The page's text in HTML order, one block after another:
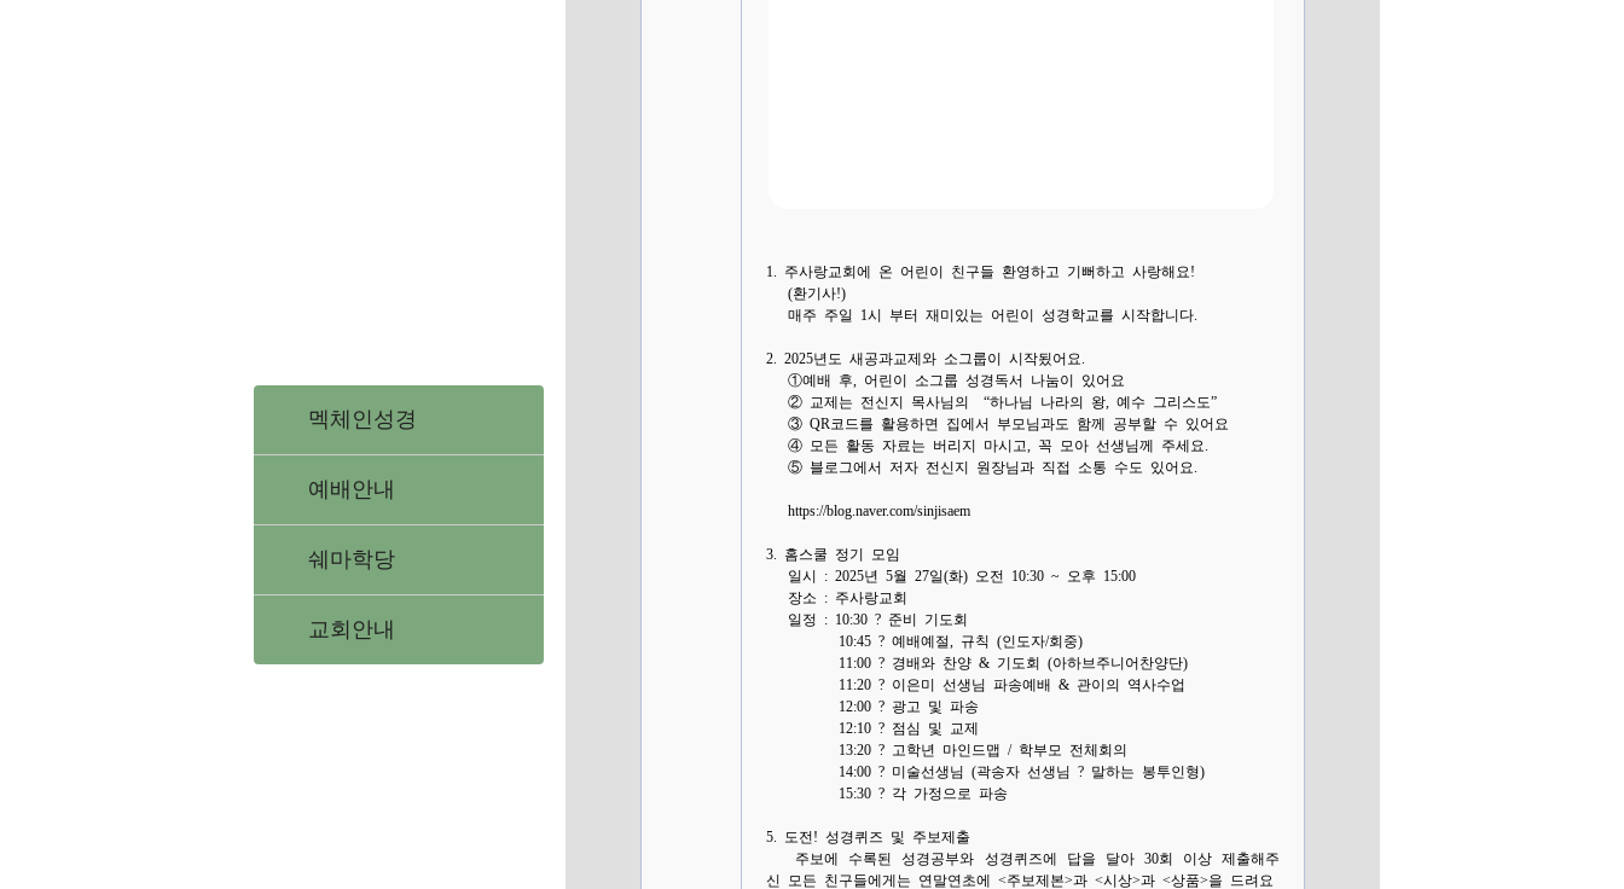
1. 주사랑교회에 온 어린이 친구들 환영하고 기뻐하고 사랑해요!
(환기사!)
매주 주일 1시 부터 재미있는 어린이 성경학교를 시작합니다.
2. 2025년도 새공과교제와 소그룹이 시작됬어요.
①예배 후, 어린이 소그룹 성경독서 나눔이 있어요
② 교제는 전신지 목사님의 “하나님 나라의 왕, 예수 그리스도”
③ QR코드를 활용하면 집에서 부모님과도 함께 공부할 수 있어요
④ 모든 활동 자료는 버리지 마시고, 꼭 모아 선생님께 주세요.
⑤ 블로그에서 저자 전신지 원장님과 직접 소통 수도 있어요.
https://blog.naver.com/sinjisaem
3. 홈스쿨 정기 모임
일시 : 2025년 5월 27일(화) 오전 10:30 ~ 오후 15:00
장소 : 주사랑교회
일정 : 10:30 ? 준비 기도회
10:45 ? 예배예절, 규칙 (인도자/회중)
11:00 ? 경배와 찬양 & 기도회 (아하브주니어찬양단)
11:20 ? 이은미 선생님 파송예배 & 관이의 역사수업
12:00 ? 광고 및 파송
12:10 ? 점심 및 교제
13:20 ? 고학년 마인드맵 / 학부모 전체회의
14:00 ? 미술선생님 (곽송자 선생님 ? 말하는 봉투인형)
15:30 ? 각 가정으로 파송
5. 도전! 성경퀴즈 및 주보제출
주보에 수록된 성경공부와 성경퀴즈에 답을 달아 30회 이상 제출해주
신 모든 친구들에게는 연말연초에 <주보제본>과 <시상>과 <상품>을 드려요
멕체인성경
예배안내
쉐마학당
교회안내